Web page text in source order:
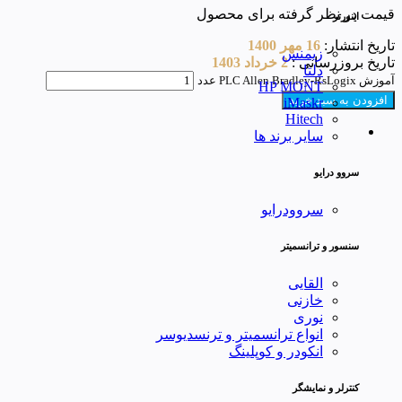
اینورتر
زیمنس
دلتا
HP MONT
iMaskr
Hitech
سایر برند ها
سروو درایو
سروودرایو
سنسور و ترانسمیتر
القایی
خازنی
نوری
انواع ترانسمیتر و ترنسدیوسر
انکودر و کوپلینگ
کنترلر و نمایشگر
قیمت در نظر گرفته برای محصول
تاریخ انتشار: 16 مهر 1400
تاریخ بروزرسانی :2 خرداد 1403
آموزش PLC Allen Bradley-RsLogix عدد
افزودن به سبد خرید